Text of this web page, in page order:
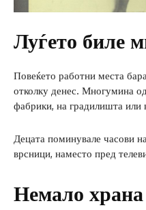
Луѓето биле
Повеќето работни места
отколку денес. Многумина
фабрики, на градилишта или
Децата поминувале часови
врсници, наместо пред
Немало